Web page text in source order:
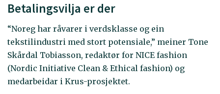
Betalingsvilja er der
“Noreg har råvarer i verdsklasse og ein
tekstilindustri med stort potensiale,” meiner Tone
Skårdal Tobiasson, redaktør for NICE fashion
(Nordic Initiative Clean & Ethical fashion) og
medarbeidar i Krus-prosjektet.